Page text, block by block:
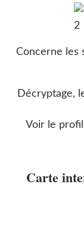
Concerne les
Décryptage,
Voir le
Carte